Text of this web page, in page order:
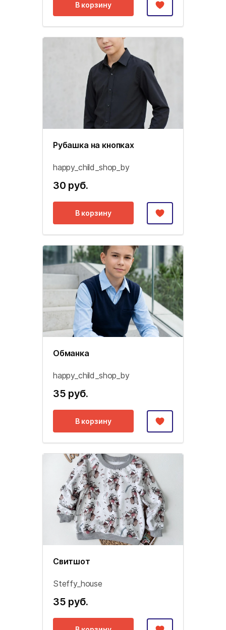
В корзину
Рубашка на кнопках
happy_child_shop_by
30 руб.
В корзину
Обманка
happy_child_shop_by
35 руб.
В корзину
Свитшот
Steffy_house
35 руб.